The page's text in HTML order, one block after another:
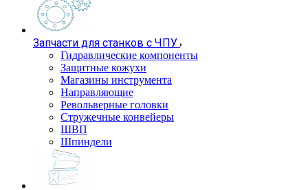
Запчасти для станков с ЧПУ
Гидравлические компоненты
Защитные кожухи
Магазины инструмента
Направляющие
Револьверные головки
Стружечные конвейеры
ШВП
Шпиндели